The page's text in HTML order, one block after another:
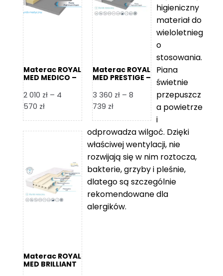
Materac ROYAL
MED MEDICO –
2 010 zł – 4
570 złZakres
od
4
570 zł
Materac ROYAL
MED PRESTIGE –
3 360 zł – 8
739 złZakres
od
3
360 zł
do
8
739 zł
Materac ROYAL
MED BRILLIANT
higieniczny
materiał do
wieloletnieg
o
stosowania.
Piana
świetnie
przepuszcz
a powietrze
i
odprowadza wilgoć. Dzięki
właściwej wentylacji, nie
rozwijają się w nim roztocza,
bakterie, grzyby i pleśnie,
dlatego są szczególnie
rekomendowane dla
alergików.